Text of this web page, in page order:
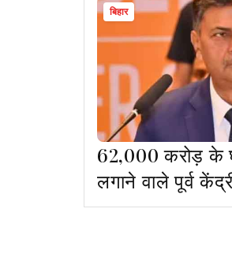
बिहार
62,000 करोड़ के
लगाने वाले पूर्व
सिंह भाजपा से